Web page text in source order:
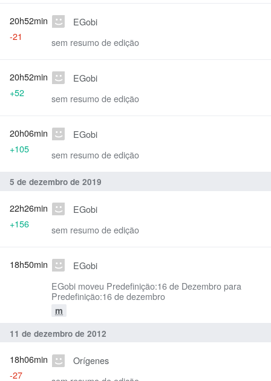
EGobi
sem resumo de edição
20h52min
-21
EGobi
sem resumo de edição
20h52min
+52
EGobi
sem resumo de edição
20h06min
+105
5 de dezembro de 2019
EGobi
sem resumo de edição
22h26min
+156
EGobi
EGobi moveu Predefinição:16 de Dezembro para
Predefinição:16 de dezembro
m
18h50min
11 de dezembro de 2012
Orígenes
18h06min
-27